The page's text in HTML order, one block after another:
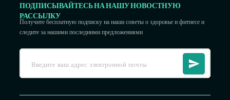
ПОДПИСЫВАЙТЕСЬ НА НАШУ НОВОСТНУЮ
РАССЫЛКУ
Получите бесплатную подписку на наши советы о здоровье и фитнесе и
следите за нашими последними предложениями